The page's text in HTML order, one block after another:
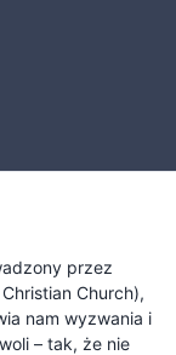
przez
Church),
nam wyzwania i
– tak, że nie